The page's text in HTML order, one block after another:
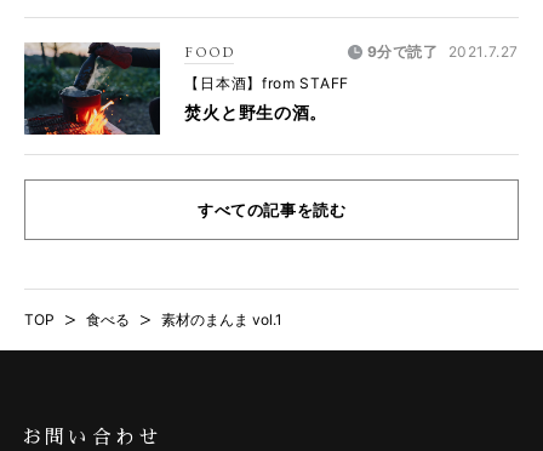
FOOD 9分で読了
2021.7.27
【日本酒】from STAFF
焚火と野生の酒。
すべての記事を読む
TOP > 食べる > 素材のまんま vol.1
お問い合わせ